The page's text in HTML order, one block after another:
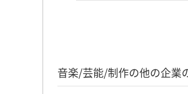
音楽/芸能/制作の他の企業